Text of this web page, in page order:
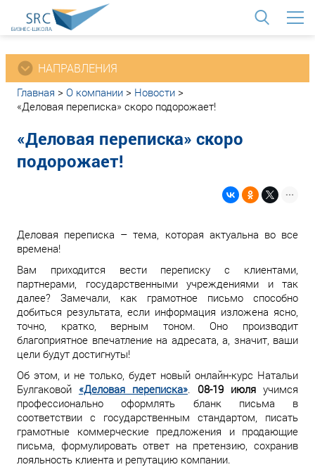
НАПРАВЛЕНИЯ
Главная > О компании > Новости >
«Деловая переписка» скоро подорожает!
«Деловая переписка» скоро
подорожает!
Деловая переписка – тема, которая актуальна во все
времена!
Вам приходится вести переписку с клиентами,
партнерами, государственными учреждениями и так
далее? Замечали, как грамотное письмо способно
добиться результата, если информация изложена ясно,
точно, кратко, верным тоном. Оно производит
благоприятное впечатление на адресата, а, значит, ваши
цели будут достигнуты!
Об этом, и не только, будет новый онлайн-курс Натальи
Булгаковой «Деловая переписка». 08-19 июля учимся
профессионально оформлять бланк письма в
соответствии с государственным стандартом, писать
грамотные коммерческие предложения и продающие
письма, формулировать ответ на претензию, сохранив
лояльность клиента и репутацию компании.